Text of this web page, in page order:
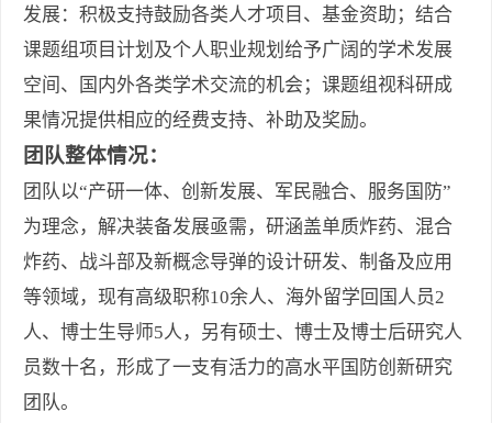
发展：积极支持鼓励各类人才项目、基金资助；结合
课题组项目计划及个人职业规划给予广阔的学术发展
空间、国内外各类学术交流的机会；课题组视科研成
果情况提供相应的经费支持、补助及奖励。
团队整体情况：
团队以“产研一体、创新发展、军民融合、服务国防”
为理念，解决装备发展亟需，研涵盖单质炸药、混合
炸药、战斗部及新概念导弹的设计研发、制备及应用
等领域，现有高级职称10余人、海外留学回国人员2
人、博士生导师5人，另有硕士、博士及博士后研究人
员数十名，形成了一支有活力的高水平国防创新研究
团队。